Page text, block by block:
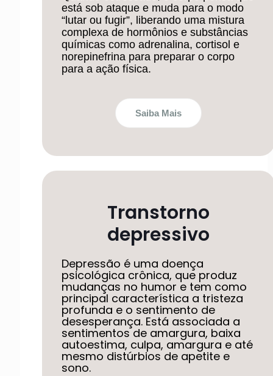
está sob ataque e muda para o modo
“lutar ou fugir”, liberando uma mistura
complexa de hormônios e substâncias
químicas como adrenalina, cortisol e
norepinefrina para preparar o corpo
para a ação física.
Saiba Mais
Transtorno
depressivo
Depressão é uma doença
psicológica crônica, que produz
mudanças no humor e tem como
principal característica a tristeza
profunda e o sentimento de
desesperança. Está associada a
sentimentos de amargura, baixa
autoestima, culpa, amargura e até
mesmo distúrbios de apetite e
sono.